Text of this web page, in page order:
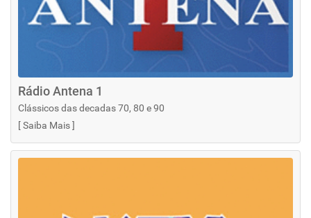
Rádio Antena 1
Clássicos das decadas 70, 80 e 90
[Saiba Mais]